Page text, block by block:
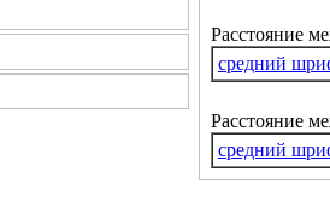
Расстояние
средний
Расстояние
средний